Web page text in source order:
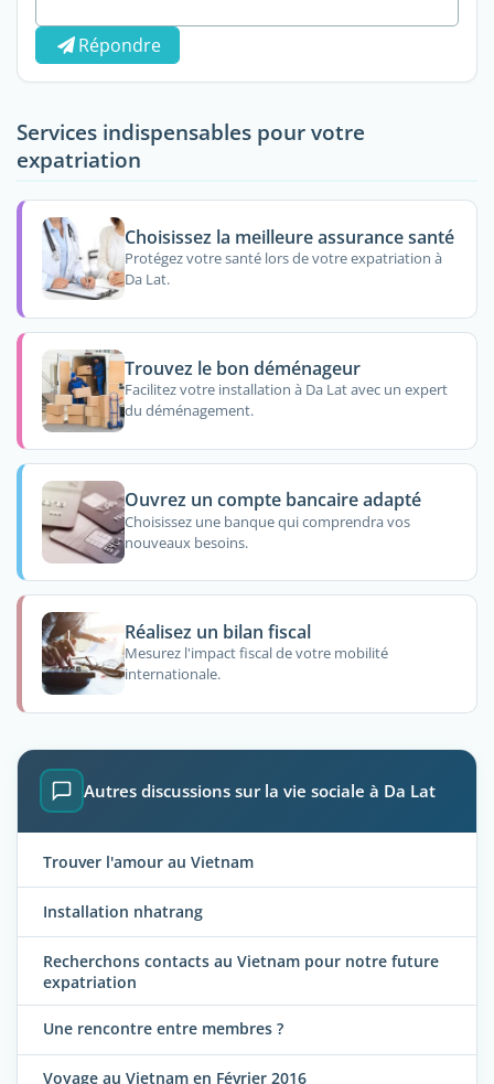
Répondre
Services indispensables pour votre
expatriation
Choisissez la meilleure assurance santé
Protégez votre santé lors de votre expatriation à
Da Lat.
Trouvez le bon déménageur
Facilitez votre installation à Da Lat avec un expert
du déménagement.
Ouvrez un compte bancaire adapté
Choisissez une banque qui comprendra vos
nouveaux besoins.
Réalisez un bilan fiscal
Mesurez l'impact fiscal de votre mobilité
internationale.
Autres discussions sur la vie sociale à Da Lat
Trouver l'amour au Vietnam
Installation nhatrang
Recherchons contacts au Vietnam pour notre future
expatriation
Une rencontre entre membres ?
Voyage au Vietnam en Février 2016